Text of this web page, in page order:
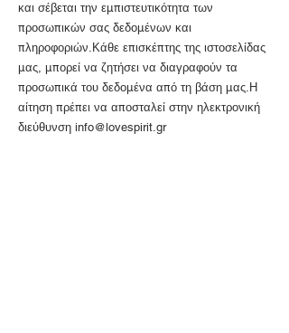
και σέβεται την εμπιστευτικότητα των
προσωπικών σας δεδομένων και
πληροφοριών.Κάθε επισκέπτης της ιστοσελίδας
μας, μπορεί να ζητήσει να διαγραφούν τα
προσωπικά του δεδομένα από τη βάση μας.Η
αίτηση πρέπει να αποσταλεί στην ηλεκτρονική
διεύθυνση info@lovespirit.gr